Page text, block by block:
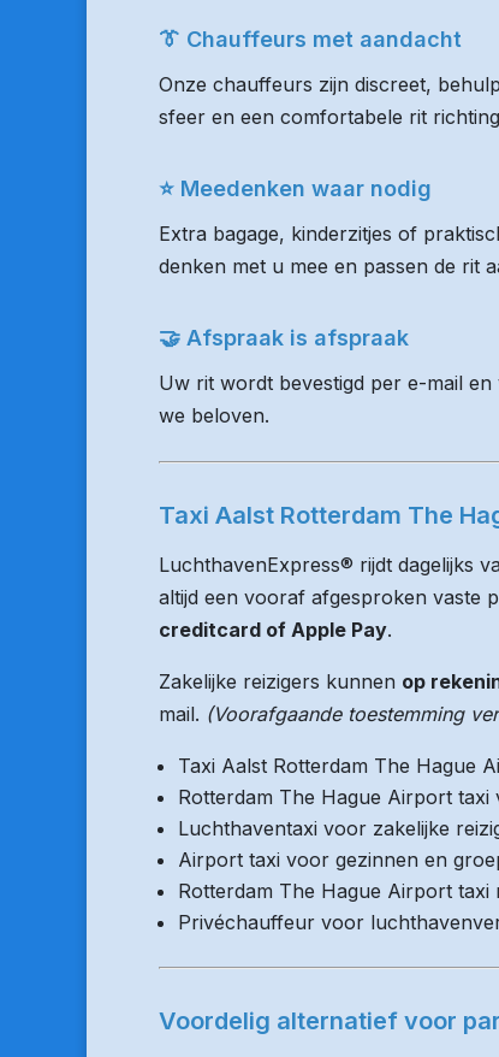
👔 Chauffeurs met aandacht
Onze chauffeurs zijn discreet,
sfeer en een comfortabele rit
⭐ Meedenken waar nodig
Extra bagage, kinderzitjes of
denken met u mee en passen de rit
🤝 Afspraak is afspraak
Uw rit wordt bevestigd per e-mail
we beloven.
Taxi Aalst Rotterdam The
LuchthavenExpress® rijdt dagelijks
altijd een vooraf afgesproken vaste
creditcard of Apple Pay.
Zakelijke reizigers kunnen op
mail. (Voorafgaande toestemming
Taxi Aalst Rotterdam The Hague
Rotterdam The Hague Airport
Luchthaventaxi voor zakelijke
Airport taxi voor gezinnen en
Rotterdam The Hague Airport taxi
Privéchauffeur voor
Voordelig alternatief voor